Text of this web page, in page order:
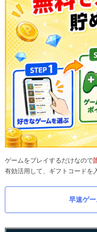
ゲームをプレイするだけなので
有効活用して、ギフトコードを
早速ゲー